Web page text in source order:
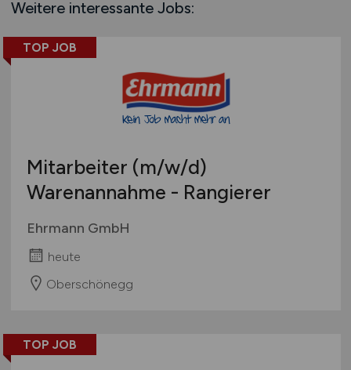
Schweiz
Europa
International
Weitere interessante Jobs:
TOP JOB
Mitarbeiter (m/w/d)
Warenannahme - Rangierer
Ehrmann GmbH
heute
Oberschönegg
TOP JOB